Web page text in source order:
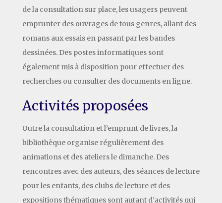
de la consultation sur place, les usagers peuvent
emprunter des ouvrages de tous genres, allant des
romans aux essais en passant par les bandes
dessinées. Des postes informatiques sont
également mis à disposition pour effectuer des
recherches ou consulter des documents en ligne.
Activités proposées
Outre la consultation et l’emprunt de livres, la
bibliothèque organise régulièrement des
animations et des ateliers le dimanche. Des
rencontres avec des auteurs, des séances de lecture
pour les enfants, des clubs de lecture et des
expositions thématiques sont autant d’activités qui